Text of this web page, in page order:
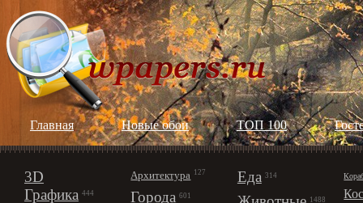
Главная Новые обои ТОП 100
3D
Графика 444
Архитектура 127
Города 601
Еда 314
1488